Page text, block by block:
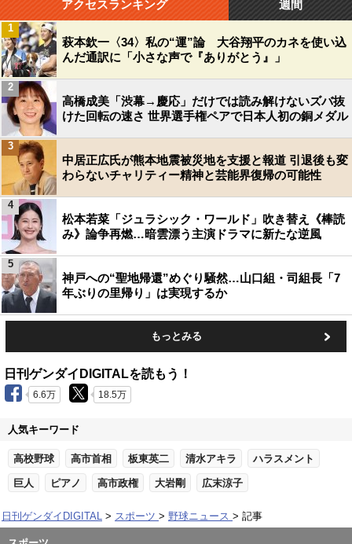
アクセスランキング 週間
萩本欽一〈34〉私の“運”論 大谷翔平のカネを使い込
んだ通訳に「小さな声で『ありがとう』」
1
高橋成美「渋幕→慶応」だけでは読み解けないズバ抜
けた回転の速さ 世界選手権ペアで日本人初の銅メダル
2
中居正広氏が熊本地震被災地を支援と報道 引退後も変
わらないチャリティー精神と芸能界復帰の可能性
3
松本若菜「ジュラシック・ワールド」吹き替え《棒読
み》論争再燃…暗雲漂う主演ドラマに新たな逆風
4
神戸への“聖地帰還”めぐり騒然…山口組・司組長「7
年ぶりの里帰り」は実現するか
5
もっとみる
日刊ゲンダイDIGITALを読もう！
6.6万 18.5万
人気キーワード
高校野球 高市首相 板東英二 清水アキラ ハラスメント
巨人 ピアノ 高市政権 大岩剛 広末涼子
日刊ゲンダイDIGITAL スポーツ 野球ニュース 記事